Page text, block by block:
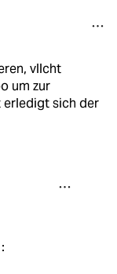
vllcht
um zur
erledigt sich der